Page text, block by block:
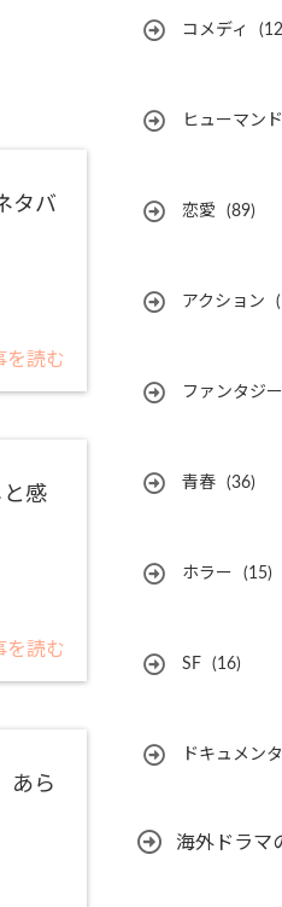
タバ
を読む
感
を読む
あら
コメディ
ヒューマン
恋愛 (89)
アクション
ファンタジー
青春 (36)
ホラー (15)
SF (16)
ドキュメン
海外ドラマ